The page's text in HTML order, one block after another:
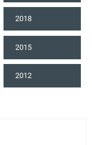
2018
2015
2012